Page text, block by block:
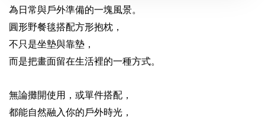
為日常與戶外準備的一塊風景。
圓形野餐毯搭配方形抱枕，
不只是坐墊與靠墊，
而是把畫面留在生活裡的一種方式。
無論攤開使用，或單件搭配，
都能自然融入你的戶外時光，